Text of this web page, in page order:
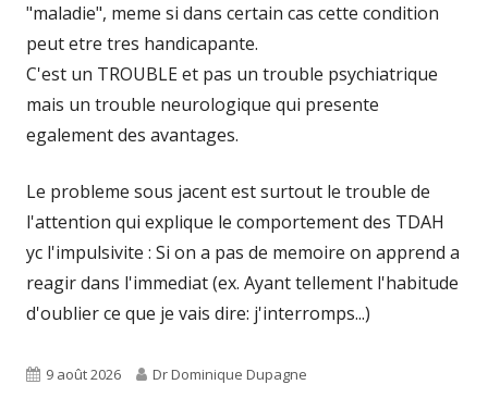
"maladie", meme si dans certain cas cette condition
peut etre tres handicapante.
C'est un TROUBLE et pas un trouble psychiatrique
mais un trouble neurologique qui presente
egalement des avantages.
Le probleme sous jacent est surtout le trouble de
l'attention qui explique le comportement des TDAH
yc l'impulsivite : Si on a pas de memoire on apprend a
reagir dans l'immediat (ex. Ayant tellement l'habitude
d'oublier ce que je vais dire: j'interromps...)
Published
9 août 2026 Author
Dr Dominique Dupagne